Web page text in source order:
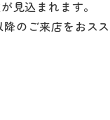
見込まれます。
のご来店をおスス